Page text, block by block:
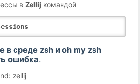
вZellij командой
в среде zsh и oh my zsh
ошибка.
zellij